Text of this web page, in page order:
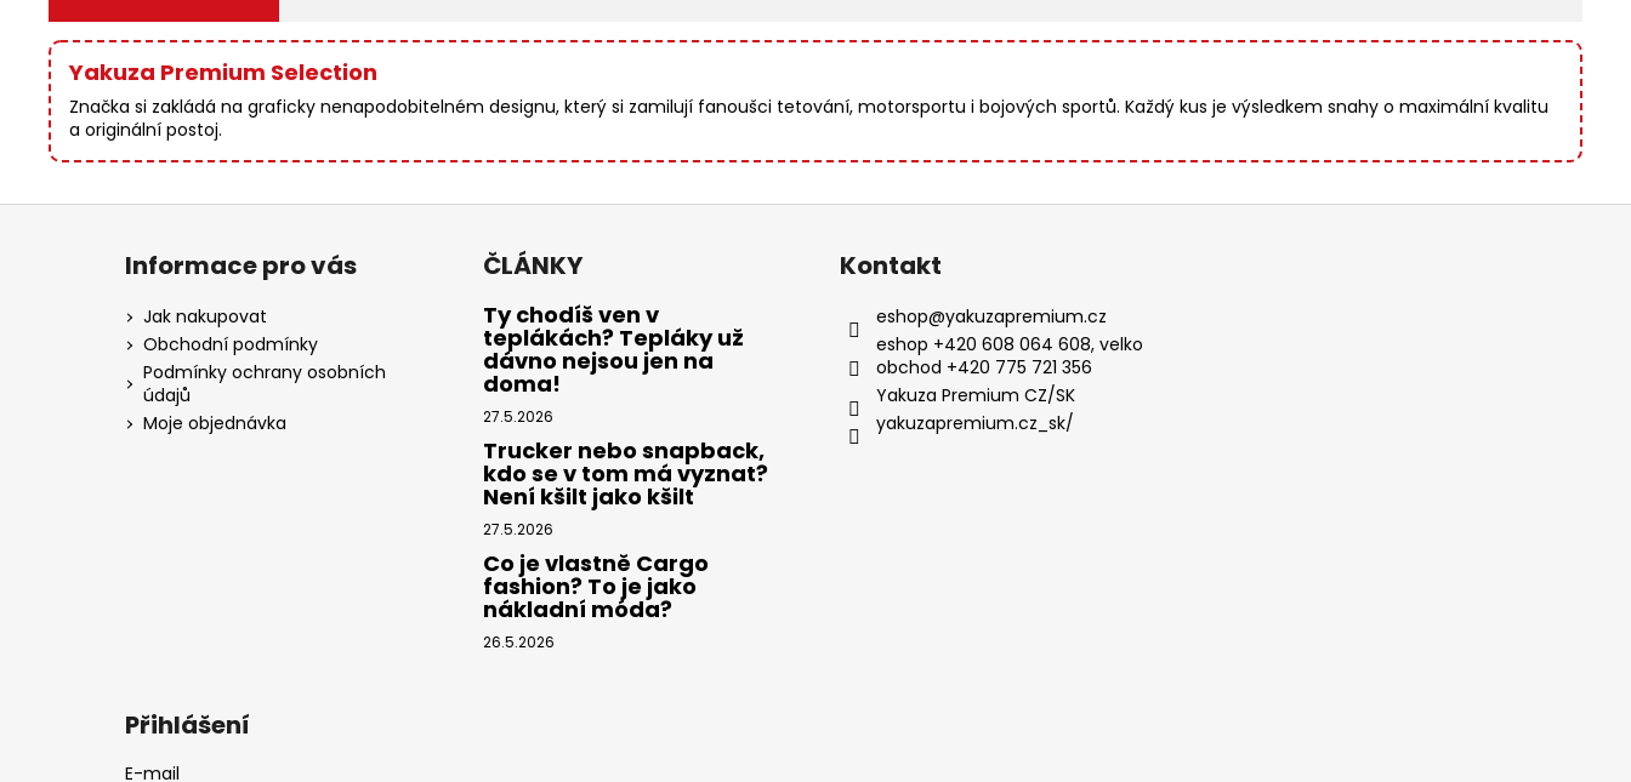
Yakuza Premium Selection
Značka si zakládá na graficky nenapodobitelném designu, který si zamilují fanoušci tetování, motorsportu i bojových sportů. Každý kus je výsledkem snahy o maximální kvalitu
a originální postoj.
Informace pro vás
Jak nakupovat
Obchodní podmínky
Podmínky ochrany osobních
údajů
Moje objednávka
ČLÁNKY
Ty chodíš ven v
teplákách? Tepláky už
dávno nejsou jen na
doma!
27.5.2026
Trucker nebo snapback,
kdo se v tom má vyznat?
Není kšilt jako kšilt
27.5.2026
Co je vlastně Cargo
fashion? To je jako
nákladní móda?
26.5.2026
Kontakt
eshop@yakuzapremium.cz
eshop +420 608 064 608, velko
obchod +420 775 721 356
Yakuza Premium CZ/SK
yakuzapremium.cz_sk/
Přihlášení
E-mail